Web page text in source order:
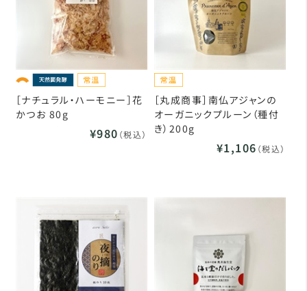
［ナチュラル・ハーモニー］花
かつお 80g
¥980 （税込）
［丸成商事］南仏アジャンの
オーガニックプルーン（種付
き）200g
¥1,106 （税込）